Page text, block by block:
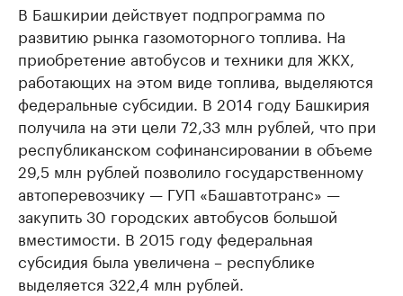
В Башкирии действует подпрограмма по
развитию рынка газомоторного топлива. На
приобретение автобусов и техники для ЖКХ,
работающих на этом виде топлива, выделяются
федеральные субсидии. В 2014 году Башкирия
получила на эти цели 72,33 млн рублей, что при
республиканском софинансировании в объеме
29,5 млн рублей позволило государственному
автоперевозчику — ГУП «Башавтотранс» —
закупить 30 городских автобусов большой
вместимости. В 2015 году федеральная
субсидия была увеличена – республике
выделяется 322,4 млн рублей.